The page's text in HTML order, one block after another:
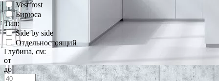
Vestfrost
Бирюса
Тип:
Side by side
Отдельностоящий
Глубина, см:
от
до